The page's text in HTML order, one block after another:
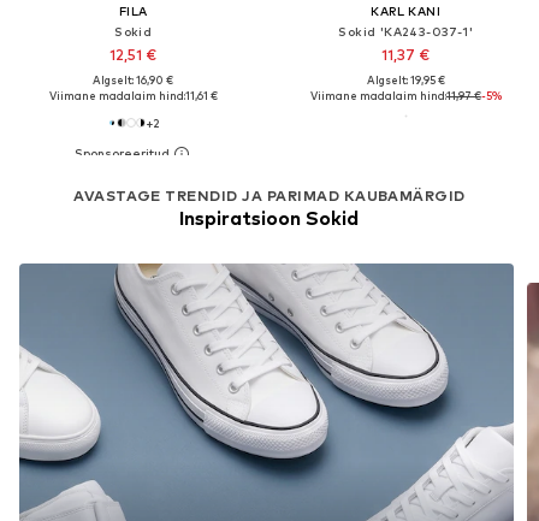
FILA
Sokid
12,51 €
Algselt: 16,90 €
Viimane madalaim hind:11,61 €
+2
KARL KANI
Sokid 'KA243-037-1'
11,37 €
Algselt: 19,95 €
Viimane madalaim hind:11,97 €-5%
AVASTAGE TRENDID JA PARIMAD KAUBAMÄRGID
Inspiratsioon Sokid